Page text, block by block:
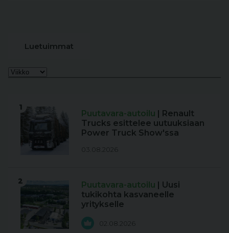
Luetuimmat
1
Puutavara-autoilu | Renault
Trucks esittelee uutuuksiaan
Power Truck Show'ssa
03.08.2026
2 Puutavara-autoilu | Uusi
tukikohta kasvaneelle
yritykselle
02.08.2026